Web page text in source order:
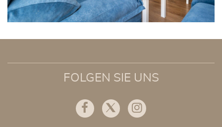
FOLGEN SIE UNS
Facebook
TwitterInstagram